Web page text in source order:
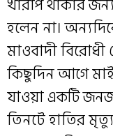
হলেন না।
মাওবাদী
কিছুদিন আগে
যাওয়া একটি
তিনটে হাতির